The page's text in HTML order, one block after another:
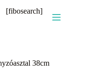
[fibosearch]
38cm